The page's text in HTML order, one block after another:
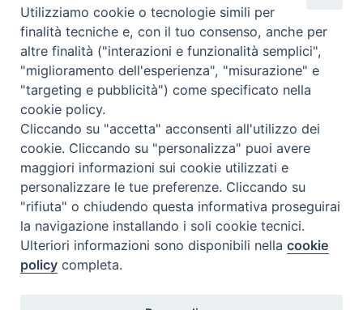
Come abbonarsi
Contatti
Utilizziamo cookie o tecnologie simili per
finalità tecniche e, con il tuo consenso, anche per
altre finalità ("interazioni e funzionalità semplici",
"miglioramento dell'esperienza", "misurazione" e
"targeting e pubblicità") come specificato nella
cookie policy.
Cliccando su "accetta" acconsenti all'utilizzo dei
cookie. Cliccando su "personalizza" puoi avere
maggiori informazioni sui cookie utilizzati e
personalizzare le tue preferenze. Cliccando su
"rifiuta" o chiudendo questa informativa proseguirai
la navigazione installando i soli cookie tecnici.
Ulteriori informazioni sono disponibili nellacookie
policy completa.